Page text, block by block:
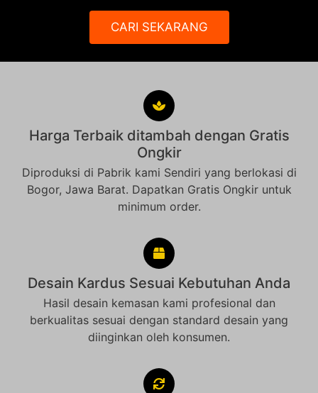
CARI SEKARANG
Harga Terbaik ditambah dengan Gratis
Ongkir
Diproduksi di Pabrik kami Sendiri yang berlokasi di
Bogor, Jawa Barat. Dapatkan Gratis Ongkir untuk
minimum order.
Desain Kardus Sesuai Kebutuhan Anda
Hasil desain kemasan kami profesional dan
berkualitas sesuai dengan standard desain yang
diinginkan oleh konsumen.